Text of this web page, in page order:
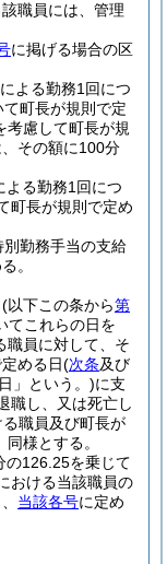
職員には、管理
に掲げる場合の区
よる勤務1回につ
町長が規則で定
考慮して町長が規
その額に100分
よる勤務1回につ
町長が規則で定め
勤務手当の支給
。
(以下この条から第
てこれらの日を
職員に対して、そ
める日(次条及び
」という。)に支
職し、又は死亡し
職員及び町長が
様とする。
の126.25を乗じて
おける当該職員の
当該各号に定め